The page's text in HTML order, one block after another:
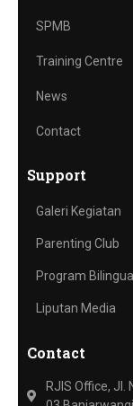
SPMB
Training Centre
News
Contact
Support
Galeri Kegiatan
Parenting Club
Program Bilingual
Liputan Media
Contact
RJIS Office, Jl.